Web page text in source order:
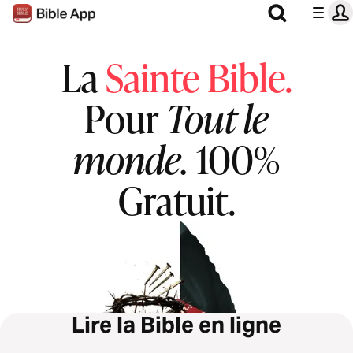
LaSainte Bible.
PourTout le
monde. 100%
Gratuit.
Lire la Bible en ligne